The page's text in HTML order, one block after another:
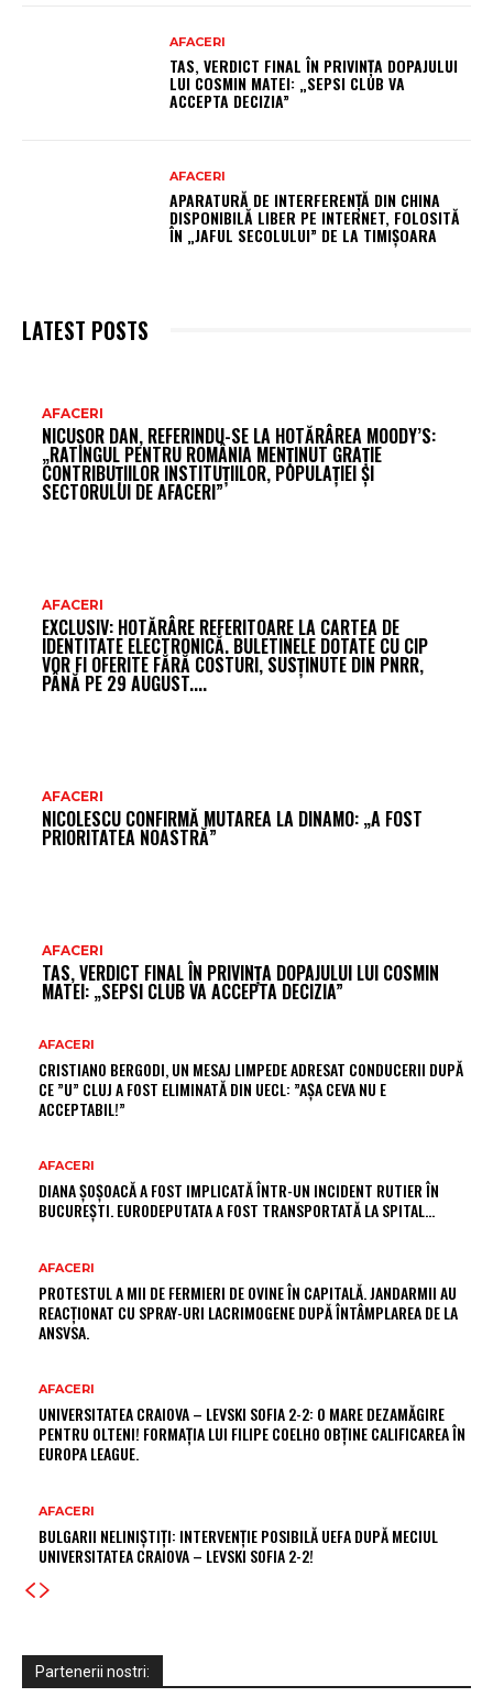
AFACERI
TAS, VERDICT FINAL ÎN PRIVINȚA DOPAJULUI
LUI COSMIN MATEI: „SEPSI CLUB VA
ACCEPTA DECIZIA”
AFACERI
APARATURĂ DE INTERFERENȚĂ DIN CHINA
DISPONIBILĂ LIBER PE INTERNET, FOLOSITĂ
ÎN „JAFUL SECOLULUI” DE LA TIMIȘOARA
LATEST POSTS
AFACERI
NICUȘOR DAN, REFERINDU-SE LA HOTĂRÂREA MOODY’S:
„RATINGUL PENTRU ROMÂNIA MENȚINUT GRAȚIE
CONTRIBUȚIILOR INSTITUȚIILOR, POPULAȚIEI ȘI
SECTORULUI DE AFACERI”
AFACERI
EXCLUSIV: HOTĂRÂRE REFERITOARE LA CARTEA DE
IDENTITATE ELECTRONICĂ. BULETINELE DOTATE CU CIP
VOR FI OFERITE FĂRĂ COSTURI, SUSȚINUTE DIN PNRR,
PÂNĂ PE 29 AUGUST....
AFACERI
NICOLESCU CONFIRMĂ MUTAREA LA DINAMO: „A FOST
PRIORITATEA NOASTRĂ”
AFACERI
TAS, VERDICT FINAL ÎN PRIVINȚA DOPAJULUI LUI COSMIN
MATEI: „SEPSI CLUB VA ACCEPTA DECIZIA”
AFACERI
CRISTIANO BERGODI, UN MESAJ LIMPEDE ADRESAT CONDUCERII DUPĂ
CE ”U” CLUJ A FOST ELIMINATĂ DIN UECL: ”AȘA CEVA NU E
ACCEPTABIL!”
AFACERI
DIANA ȘOȘOACĂ A FOST IMPLICATĂ ÎNTR-UN INCIDENT RUTIER ÎN
BUCUREȘTI. EURODEPUTATA A FOST TRANSPORTATĂ LA SPITAL…
AFACERI
PROTESTUL A MII DE FERMIERI DE OVINE ÎN CAPITALĂ. JANDARMII AU
REACȚIONAT CU SPRAY-URI LACRIMOGENE DUPĂ ÎNTÂMPLAREA DE LA
ANSVSA.
AFACERI
UNIVERSITATEA CRAIOVA – LEVSKI SOFIA 2-2: O MARE DEZAMĂGIRE
PENTRU OLTENI! FORMAȚIA LUI FILIPE COELHO OBȚINE CALIFICAREA ÎN
EUROPA LEAGUE.
AFACERI
BULGARII NELINIȘTIȚI: INTERVENȚIE POSIBILĂ UEFA DUPĂ MECIUL
UNIVERSITATEA CRAIOVA – LEVSKI SOFIA 2-2!
Partenerii nostri: